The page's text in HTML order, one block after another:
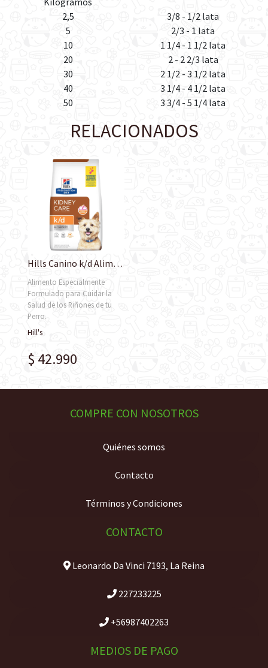
2,5
3/8 - 1/2 lata
5
2/3 - 1 lata
10
1 1/4 - 1 1/2 lata
20
2 - 2 2/3 lata
30
2 1/2 - 3 1/2 lata
40
3 1/4 - 4 1/2 lata
50
3 3/4 - 5 1/4 lata
RELACIONADOS
Hills Canino k/d Alimento Para Perro
Alimento Especialmente
Formulado para Cuidar la
Salud de los Riñones de tu
Perro.
Hill's
$ 42.990
COMPRE CON NOSOTROS
Quiénes somos
Contacto
Términos y Condiciones
CONTACTO
Leonardo Da Vinci 7193, La Reina
227233225
+56987402263
MEDIOS DE PAGO